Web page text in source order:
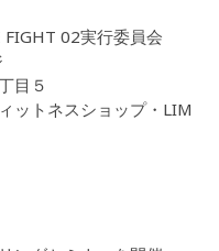
FIGHT 02実行委員会
目５
ットネスショップ・LIM